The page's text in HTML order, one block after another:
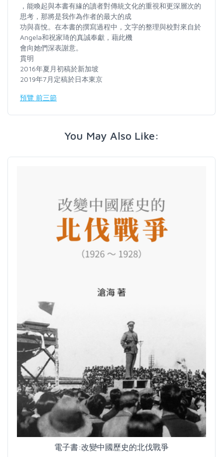
，能喚起與本書有緣的讀者對傳統文化的重視和更深層次的
思考，那將是我作為作者的最大的成
功與喜悅。在本書的撰寫過程中，文字的整理與校對來自於
Angela和祝家琦的真誠奉獻，藉此機
會向她們深表謝意。
貫明
2016年夏月初稿於新加坡
2019年7月定稿於日本東京
預覽 前三節
You May Also Like:
電子書:改變中國歷史的北伐戰爭